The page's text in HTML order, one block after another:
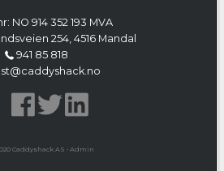
NO 914 352 193 MVA
254, 4516 Mandal
941 85 818
Caddyshack AS • Admin